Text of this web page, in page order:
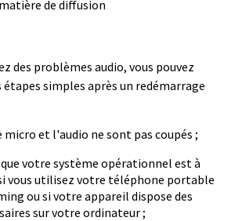
de diffusion
des problèmes audio, vous pouvez
étapes simples après un redémarrage
micro et l'audio ne sont pas coupés ;
votre système opérationnel est à
vous utilisez votre téléphone portable
ou si votre appareil dispose des
sur votre ordinateur ;